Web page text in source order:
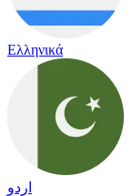
Ελληνικά
اردو